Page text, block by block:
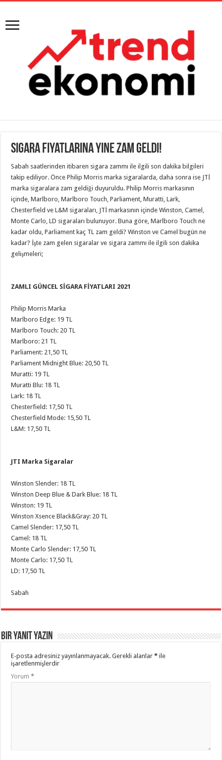
Sigara fiyatlarına yine zam geldi!
Sabah saatlerinden itibaren sigara zammı ile ilgili son dakika bilgileri
takip ediliyor. Önce Philip Morris marka sigaralarda, daha sonra ise JTİ
marka sigaralara zam geldiği duyuruldu. Philip Morris markasının
içinde, Marlboro, Marlboro Touch, Parliament, Muratti, Lark,
Chesterfield ve L&M sigaraları, JTİ markasının içinde Winston, Camel,
Monte Carlo, LD sigaraları bulunuyor. Buna göre, Marlboro Touch ne
kadar oldu, Parliament kaç TL zam geldi? Winston ve Camel bugün ne
kadar? İşte zam gelen sigaralar ve sigara zammı ile ilgili son dakika
gelişmeleri;
ZAMLI GÜNCEL SİGARA FİYATLARI 2021
Philip Morris Marka
Marlboro Edge: 19 TL
Marlboro Touch: 20 TL
Marlboro: 21 TL
Parliament: 21,50 TL
Parliament Midnight Blue: 20,50 TL
Muratti: 19 TL
Muratti Blu: 18 TL
Lark: 18 TL
Chesterfield: 17,50 TL
Chesterfield Mode: 15,50 TL
L&M: 17,50 TL
JTI Marka Sigaralar
Winston Slender: 18 TL
Winston Deep Blue & Dark Blue: 18 TL
Winston: 19 TL
Winston Xsence Black&Gray: 20 TL
Camel Slender: 17,50 TL
Camel: 18 TL
Monte Carlo Slender: 17,50 TL
Monte Carlo: 17,50 TL
LD: 17,50 TL
Sabah
Bir yanıt yazın
E-posta adresiniz yayınlanmayacak. Gerekli alanlar* ile
işaretlenmişlerdir
Yorum*